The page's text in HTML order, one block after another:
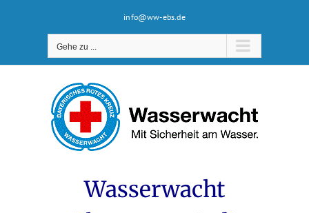
info@ww-ebs.de
Gehe zu ...
Wasserwacht